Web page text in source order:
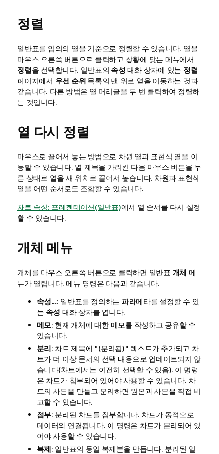
정렬
일반표를 임의의 열을 기준으로 정렬할 수 있습니다. 열을
마우스 오른쪽 버튼으로 클릭하고 상황에 맞는 메뉴에서
정렬을 선택합니다. 일반표의 속성 대화 상자에 있는 정렬
페이지에서 우선 순위 목록의 맨 위로 열을 이동하는 것과
같습니다. 다른 방법은 열 머리글을 두 번 클릭하여 정렬하
는 것입니다.
열 다시 정렬
마우스로 끌어서 놓는 방법으로 차원 열과 표현식 열을 이
동할 수 있습니다. 열 제목을 가리킨 다음 마우스 버튼을 누
른 상태로 열을 새 위치로 끌어서 놓습니다. 차원과 표현식
열을 어떤 순서로도 조합할 수 있습니다.
차트 속성: 프레젠테이션(일반표)에서 열 순서를 다시 설정
할 수 있습니다.
개체 메뉴
개체를 마우스 오른쪽 버튼으로 클릭하면 일반표 개체 메
뉴가 열립니다. 메뉴 명령은 다음과 같습니다.
속성...: 일반표를 정의하는 파라메타를 설정할 수 있
는 속성 대화 상자를 엽니다.
메모: 현재 개체에 대한 메모를 작성하고 공유할 수
있습니다.
분리: 차트 제목에 "(분리됨)" 텍스트가 추가되고 차
트가 더 이상 문서의 선택 내용으로 업데이트되지 않
습니다(차트에서는 여전히 선택할 수 있음). 이 명령
은 차트가 첨부되어 있어야 사용할 수 있습니다. 차
트의 사본을 만들고 분리하면 원본과 사본을 직접 비
교할 수 있습니다.
첨부: 분리된 차트를 첨부합니다. 차트가 동적으로
데이터와 연결됩니다. 이 명령은 차트가 분리되어 있
어야 사용할 수 있습니다.
복제: 일반표의 동일 복제본을 만듭니다. 분리된 일